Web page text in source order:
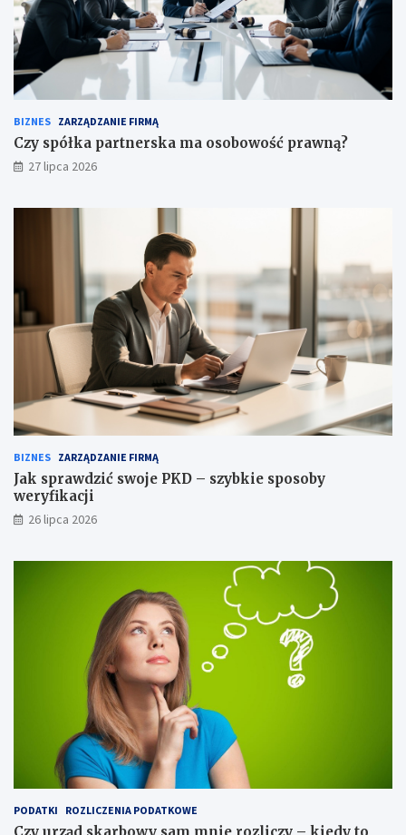
BIZNES ZARZĄDZANIE FIRMĄ
Czy spółka partnerska ma osobowość prawną?
27 lipca 2026
BIZNES ZARZĄDZANIE FIRMĄ
Jak sprawdzić swoje PKD – szybkie sposoby
weryfikacji
26 lipca 2026
PODATKI ROZLICZENIA PODATKOWE